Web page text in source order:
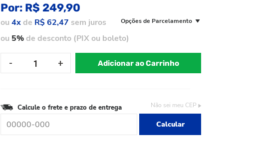
Por: R$ 249,90
ou 4xde R$ 62,47 sem juros Opções de Parcelamento
ou 5%de desconto (PIX ou boleto)
Adicionar ao Carrinho
Calcule o frete e prazo de entrega Não sei meu CEP
Calcular